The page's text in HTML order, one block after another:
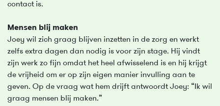
contact is.
Mensen blij maken
Joey wil zich graag blijven inzetten in de zorg en werkt
zelfs extra dagen dan nodig is voor zijn stage. Hij vindt
zijn werk zo fijn omdat het heel afwisselend is en hij krijgt
de vrijheid om er op zijn eigen manier invulling aan te
geven. Op de vraag wat hem drijft antwoordt Joey: “Ik wil
graag mensen blij maken.”